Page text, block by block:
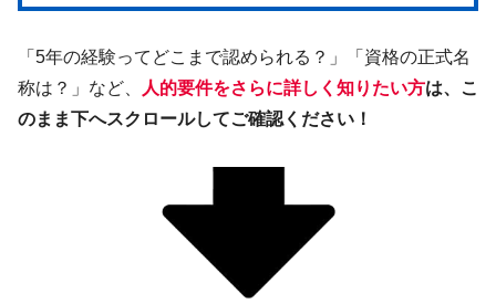
「5年の経験ってどこまで認められる？」「資格の正式名
称は？」など、
人的要件をさらに詳しく知りたい方は、こ
のまま下へスクロールしてご確認ください！